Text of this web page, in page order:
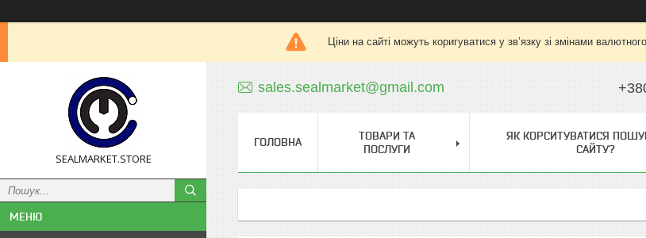
Ціни на сайті можуть коригуватися у зв’язку зі змінами
SEALMARKET.STORE
sales.sealmarket@gmail.com
ГОЛОВНА
ТОВАРИ ТА
ПОСЛУГИ
ЯК КОРСИТУВАТИСЯ
САЙТУ?